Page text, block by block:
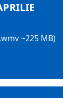
~225 MB)